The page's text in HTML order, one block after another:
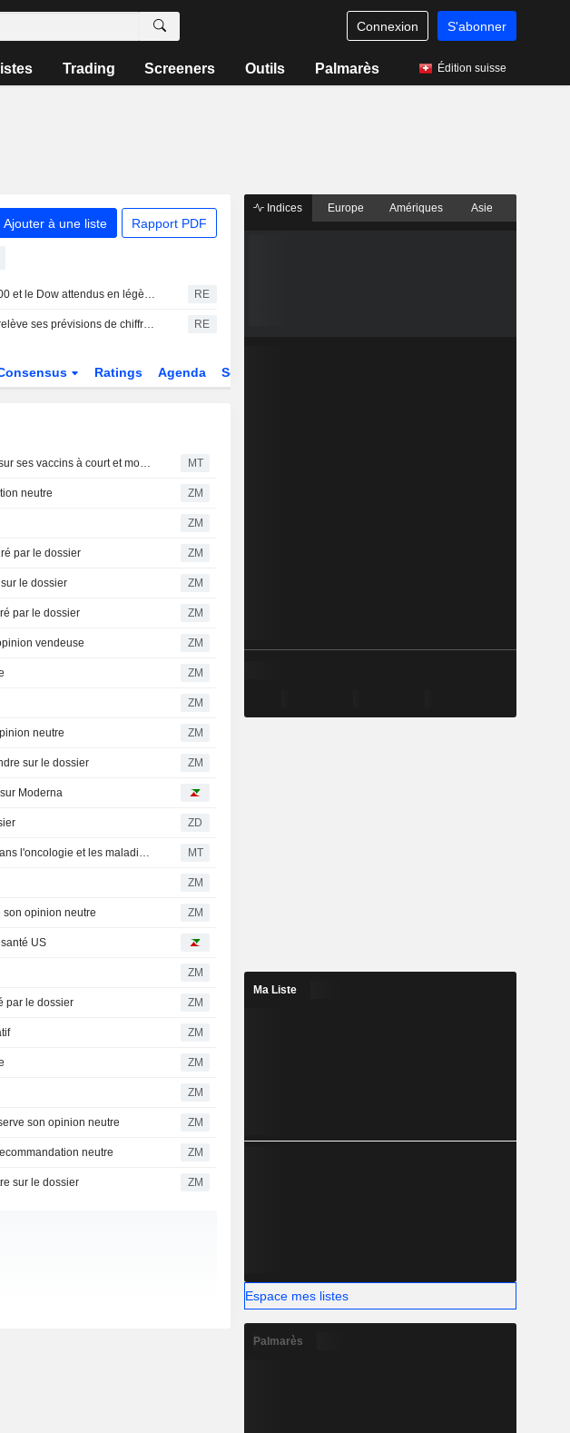
Connexion S'abonner
Trading Screeners Outils Palmarès Édition suisse
Ajouter à une liste Rapport PDF
Le S&P 500 et le Dow attendus en légère hausse sur fond d'espoirs de trêve au Moyen-Orient ; les semi-conducteurs et les logiciels décrochent RE
Novavax relève ses prévisions de chiffre d'affaires annuel, les accords de licence compensant la faible demande de vaccins RE
Ratings Agenda Secteur
Moderna confrontée à plusieurs vents contraires sur ses vaccins à court et moyen terme, selon RBC MT
neutre ZM
ZM
par le dossier ZM
le dossier ZM
par le dossier ZM
vendeuse ZM
ZM
ZM
neutre ZM
sur le dossier ZM
Moderna
ZD
Moderna : RBC salue les avancées du pipeline dans l'oncologie et les maladies infectieuses MT
ZM
son opinion neutre ZM
US
ZM
par le dossier ZM
ZM
ZM
ZM
son opinion neutre ZM
neutre ZM
sur le dossier ZM
Indices Europe Amériques Asie
Ma Liste
Espace mes listes
Palmarès